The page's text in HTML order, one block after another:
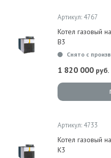
Артикул: 4767
Котел газовый
B3
Снято с
1 820 000 руб.
Артикул: 4733
Котел газовый
K3